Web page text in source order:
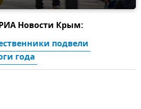
Новости Крым:
подвели
года